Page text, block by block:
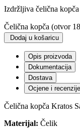
Izdržljiva čelična
Čelična kopča (otvor
Dodaj u košaricu
Opis proizvoda
Dokumentacija
Dostava
Ocjene i
Čelična kopča Kratos
Materijal: Čelik